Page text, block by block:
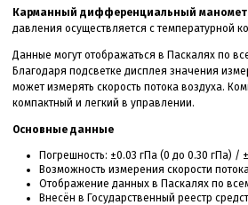
Лазерный дальномер CONDTROL
Smart 60
CONDTROL SMART 60 – лазерный дальномер, в
эргономичном ударопрочном корпусе.
Лазерная рулетка работает на расстоянии от
измерения – всего 1,5 мм
Купить в 1 клик
Карманный дифференциальный
давления осуществляется с температурной
Данные могут отображаться в Паскалях по
Благодаря подсветке дисплея значения
может измерять скорость потока воздуха.
компактный и легкий в управлении.
Основные данные
Погрешность: ±0.03 гПа (0 до 0.30 гПа) /
Возможность измерения скорости
Отображение данных в Паскалях по
Внесён в Государственный реестр